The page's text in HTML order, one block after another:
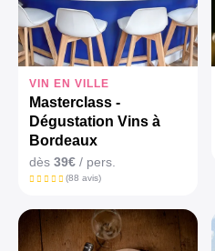
VIN EN VILLE
Masterclass -
Dégustation Vins à
Bordeaux
dès 39€ / pers.
(88 avis)